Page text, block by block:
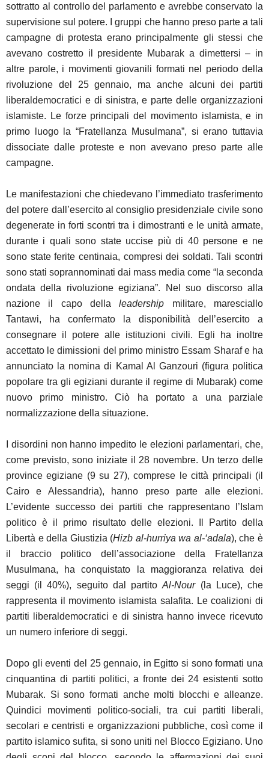
sottratto al controllo del parlamento e avrebbe conservato la
supervisione sul potere. I gruppi che hanno preso parte a tali
campagne di protesta erano principalmente gli stessi che
avevano costretto il presidente Mubarak a dimettersi – in
altre parole, i movimenti giovanili formati nel periodo della
rivoluzione del 25 gennaio, ma anche alcuni dei partiti
liberaldemocratici e di sinistra, e parte delle organizzazioni
islamiste. Le forze principali del movimento islamista, e in
primo luogo la “Fratellanza Musulmana”, si erano tuttavia
dissociate dalle proteste e non avevano preso parte alle
campagne.
Le manifestazioni che chiedevano l’immediato trasferimento
del potere dall’esercito al consiglio presidenziale civile sono
degenerate in forti scontri tra i dimostranti e le unità armate,
durante i quali sono state uccise più di 40 persone e ne
sono state ferite centinaia, compresi dei soldati. Tali scontri
sono stati soprannominati dai mass media come “la seconda
ondata della rivoluzione egiziana”. Nel suo discorso alla
nazione il capo dellaleadership militare, maresciallo
Tantawi, ha confermato la disponibilità dell’esercito a
consegnare il potere alle istituzioni civili. Egli ha inoltre
accettato le dimissioni del primo ministro Essam Sharaf e ha
annunciato la nomina di Kamal Al Ganzouri (figura politica
popolare tra gli egiziani durante il regime di Mubarak) come
nuovo primo ministro. Ciò ha portato a una parziale
normalizzazione della situazione.
I disordini non hanno impedito le elezioni parlamentari, che,
come previsto, sono iniziate il 28 novembre. Un terzo delle
province egiziane (9 su 27), comprese le città principali (il
Cairo e Alessandria), hanno preso parte alle elezioni.
L’evidente successo dei partiti che rappresentano l’Islam
politico è il primo risultato delle elezioni. Il Partito della
Libertà e della Giustizia (Hizb al-hurriya wa al-‘adala), che è
il braccio politico dell’associazione della Fratellanza
Musulmana, ha conquistato la maggioranza relativa dei
seggi (il 40%), seguito dal partitoAl-Nour(la Luce), che
rappresenta il movimento islamista salafita. Le coalizioni di
partiti liberaldemocratici e di sinistra hanno invece ricevuto
un numero inferiore di seggi.
Dopo gli eventi del 25 gennaio, in Egitto si sono formati una
cinquantina di partiti politici, a fronte dei 24 esistenti sotto
Mubarak. Si sono formati anche molti blocchi e alleanze.
Quindici movimenti politico-sociali, tra cui partiti liberali,
secolari e centristi e organizzazioni pubbliche, così come il
partito islamico sufita, si sono uniti nel Blocco Egiziano. Uno